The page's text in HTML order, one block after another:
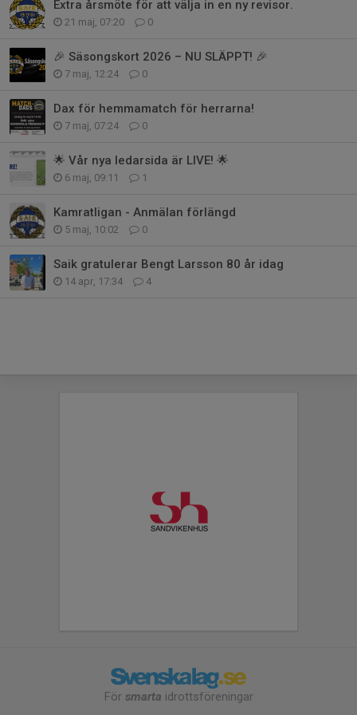
Extra årsmöte för att välja in en ny revisor.
21 maj, 07:20 0
🎉 Säsongskort 2026 – NU SLÄPPT! 🎉
7 maj, 12:24 0
Dax för hemmamatch för herrarna!
7 maj, 07:24 0
🌟 Vår nya ledarsida är LIVE! 🌟
6 maj, 09:11 1
Kamratligan - Anmälan förlängd
5 maj, 10:02 0
Saik gratulerar Bengt Larsson 80 år idag
14 apr, 17:34 4
För smarta idrottsföreningar